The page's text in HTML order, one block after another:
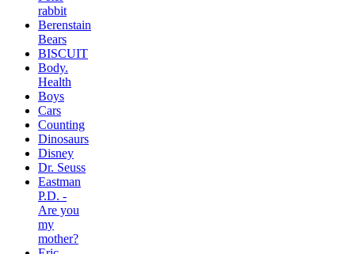
rabbit
Berenstain
Bears
BISCUIT
Body.
Health
Boys
Cars
Counting
Dinosaurs
Disney
Dr. Seuss
Eastman
P.D. -
Are you
my
mother?